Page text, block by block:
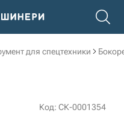
для спецтехники
Код: СК-0001354